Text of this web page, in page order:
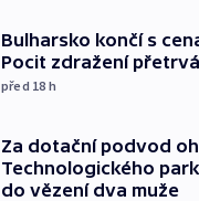
Bulharsko končí s
Pocit zdražení
před 18 h
Za dotační podvod
Technologického
do vězení dva muže